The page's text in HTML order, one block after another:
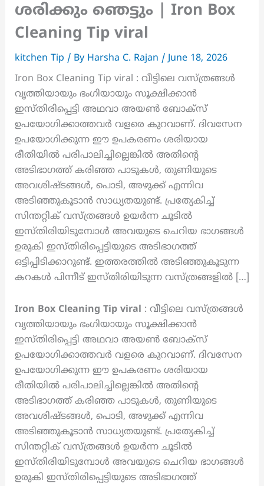
ശരിക്കും ഞെട്ടും | Iron Box
Cleaning Tip viral
kitchen Tip / By Harsha C. Rajan / June 18, 2026
Iron Box Cleaning Tip viral : വീട്ടിലെ വസ്ത്രങ്ങൾ
വൃത്തിയായും ഭംഗിയായും സൂക്ഷിക്കാൻ
ഇസ്തിരിപ്പെട്ടി അഥവാ അയൺ ബോക്സ്
ഉപയോഗിക്കാത്തവർ വളരെ കുറവാണ്. ദിവസേന
ഉപയോഗിക്കുന്ന ഈ ഉപകരണം ശരിയായ
രീതിയിൽ പരിപാലിച്ചില്ലെങ്കിൽ അതിന്റെ
അടിഭാഗത്ത് കരിഞ്ഞ പാടുകൾ, തുണിയുടെ
അവശിഷ്ടങ്ങൾ, പൊടി, അഴുക്ക് എന്നിവ
അടിഞ്ഞുകൂടാൻ സാധ്യതയുണ്ട്. പ്രത്യേകിച്ച്
സിന്തറ്റിക് വസ്ത്രങ്ങൾ ഉയർന്ന ചൂടിൽ
ഇസ്തിരിയിടുമ്പോൾ അവയുടെ ചെറിയ ഭാഗങ്ങൾ
ഉരുകി ഇസ്തിരിപ്പെട്ടിയുടെ അടിഭാഗത്ത്
ഒട്ടിപ്പിടിക്കാറുണ്ട്. ഇത്തരത്തിൽ അടിഞ്ഞുകൂടുന്ന
കറകൾ പിന്നീട് ഇസ്തിരിയിടുന്ന വസ്ത്രങ്ങളിൽ […]
Iron Box Cleaning Tip viral : വീട്ടിലെ വസ്ത്രങ്ങൾ
വൃത്തിയായും ഭംഗിയായും സൂക്ഷിക്കാൻ
ഇസ്തിരിപ്പെട്ടി അഥവാ അയൺ ബോക്സ്
ഉപയോഗിക്കാത്തവർ വളരെ കുറവാണ്. ദിവസേന
ഉപയോഗിക്കുന്ന ഈ ഉപകരണം ശരിയായ
രീതിയിൽ പരിപാലിച്ചില്ലെങ്കിൽ അതിന്റെ
അടിഭാഗത്ത് കരിഞ്ഞ പാടുകൾ, തുണിയുടെ
അവശിഷ്ടങ്ങൾ, പൊടി, അഴുക്ക് എന്നിവ
അടിഞ്ഞുകൂടാൻ സാധ്യതയുണ്ട്. പ്രത്യേകിച്ച്
സിന്തറ്റിക് വസ്ത്രങ്ങൾ ഉയർന്ന ചൂടിൽ
ഇസ്തിരിയിടുമ്പോൾ അവയുടെ ചെറിയ ഭാഗങ്ങൾ
ഉരുകി ഇസ്തിരിപ്പെട്ടിയുടെ അടിഭാഗത്ത്